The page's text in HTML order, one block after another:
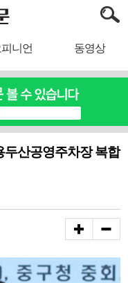
피니언 동영상
두산공영주차장 복합